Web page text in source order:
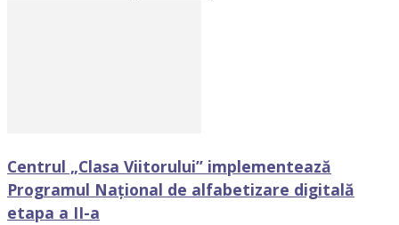
Centrul „Clasa Viitorului” implementează
Programul Național de alfabetizare digitală
etapa a II-a